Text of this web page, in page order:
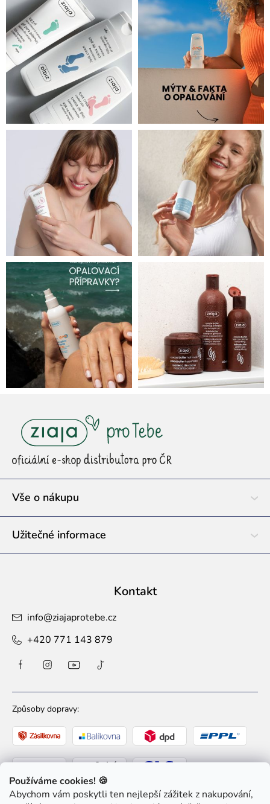
Používáme cookies! 🍪
Abychom vám poskytli ten nejlepší zážitek z nakupování,
t
Vše o nákupu
Užitečné informace
Kontakt
info@ziajaprotebe.cz
+420 771 143 879
Způsoby dopravy: